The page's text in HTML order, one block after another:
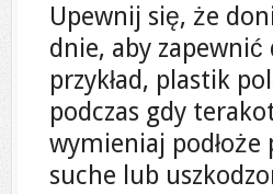
Upewnij się, że
dnie, aby
przykład, plastik
podczas gdy
wymieniaj podłoże
suche lub